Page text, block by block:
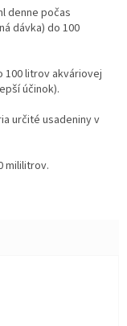
denne počas
dávka) do 100
100 litrov akváriovej
účinok).
určité usadeniny v
mililitrov.